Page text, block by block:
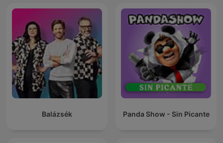
Balázsék Panda Show - Sin Picante